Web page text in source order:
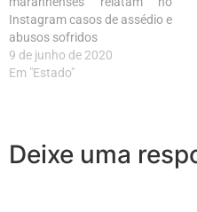
Instagram casos de assédio e
abusos sofridos
9 de junho de 2020
Em "Estado"
Deixe uma